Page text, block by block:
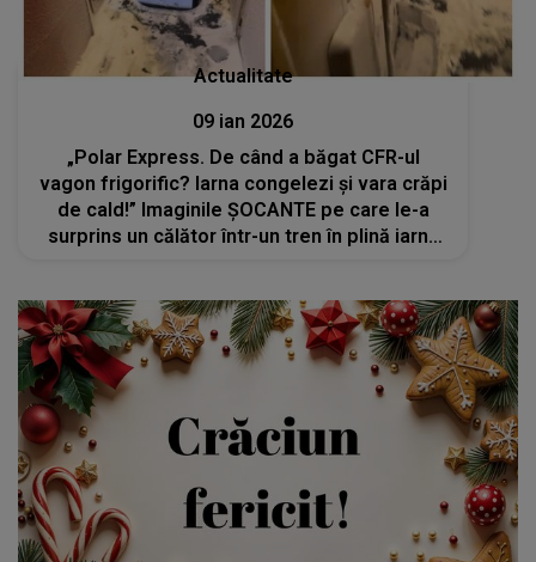
Actualitate
09 ian 2026
„Polar Express. De când a băgat CFR-ul
vagon frigorific? Iarna congelezi și vara crăpi
de cald!” Imaginile ȘOCANTE pe care le-a
surprins un călător într-un tren în plină iarnă